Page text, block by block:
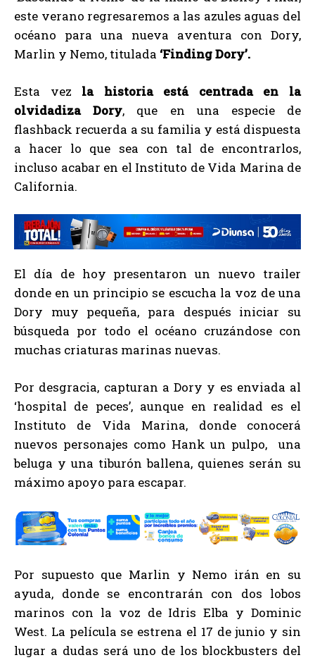
este verano regresaremos a las azules aguas del
océano para una nueva aventura con Dory,
Marlin y Nemo, titulada ‘Finding Dory’.
Esta vez la historia está centrada en la
olvidadiza Dory, que en una especie de
flashback recuerda a su familia y está dispuesta
a hacer lo que sea con tal de encontrarlos,
incluso acabar en el Instituto de Vida Marina de
California.
El día de hoy presentaron un nuevo trailer
donde en un principio se escucha la voz de una
Dory muy pequeña, para después iniciar su
búsqueda por todo el océano cruzándose con
muchas criaturas marinas nuevas.
Por desgracia, capturan a Dory y es enviada al
‘hospital de peces’, aunque en realidad es el
Instituto de Vida Marina, donde conocerá
nuevos personajes como Hank un pulpo, una
beluga y una tiburón ballena, quienes serán su
máximo apoyo para escapar.
Por supuesto que Marlin y Nemo irán en su
ayuda, donde se encontrarán con dos lobos
marinos con la voz de Idris Elba y Dominic
West. La película se estrena el 17 de junio y sin
lugar a dudas será uno de los blockbusters del